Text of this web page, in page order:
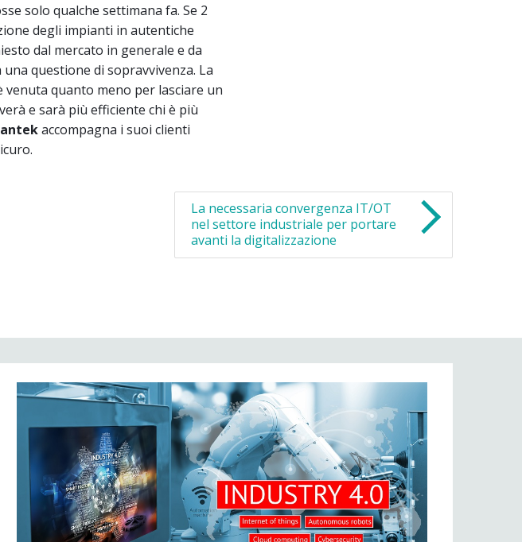
solo qualche settimana fa. Se 2
degli impianti in autentiche
dal mercato in generale e da
questione di sopravvivenza. La
venuta quanto meno per lasciare un
e sarà più efficiente chi è più
accompagna i suoi clienti
La necessaria convergenza IT/OT
nel settore industriale per portare
avanti la digitalizzazione